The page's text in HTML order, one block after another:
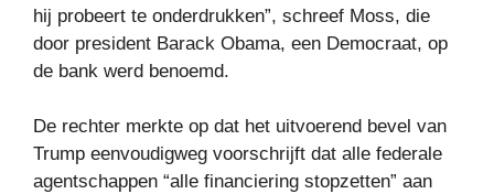
hij probeert te onderdrukken”, schreef Moss, die
door president Barack Obama, een Democraat, op
de bank werd benoemd.
De rechter merkte op dat het uitvoerend bevel van
Trump eenvoudigweg voorschrijft dat alle federale
agentschappen “alle financiering stopzetten” aan